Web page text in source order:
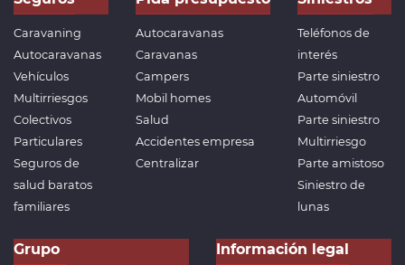
Caravaning
Autocaravanas
Vehículos
Multirriesgos
Colectivos
Particulares
Seguros de
salud baratos
familiares
Autocaravanas
Caravanas
Campers
Mobil homes
Salud
Accidentes empresa
Centralizar
Teléfonos de
interés
Parte siniestro
Automóvil
Parte siniestro
Multirriesgo
Parte amistoso
Siniestro de
lunas
Grupo Información legal